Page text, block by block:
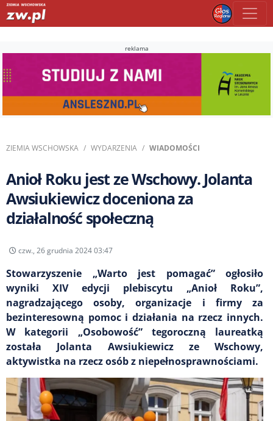
reklama
ZIEMIA WSCHOWSKA WYDARZENIA WIADOMOŚCI
Anioł Roku jest ze Wschowy. Jolanta
Awsiukiewicz doceniona za
działalność społeczną
czw., 26 grudnia 2024 03:47
Stowarzyszenie „Warto jest pomagać” ogłosiło
wyniki XIV edycji plebiscytu „Anioł Roku”,
nagradzającego osoby, organizacje i firmy za
bezinteresowną pomoc i działania na rzecz innych.
W kategorii „Osobowość” tegoroczną laureatką
została Jolanta Awsiukiewicz ze Wschowy,
aktywistka na rzecz osób z niepełnosprawnościami.